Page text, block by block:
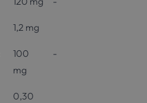
1,2 mg
100
mg
-
0,30